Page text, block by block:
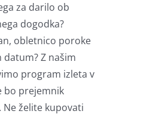
1,0 €
do
85,0 €
za darilo ob
dogodka?
obletnico poroke
Z našim
program izleta v
bo prejemnik
želite kupovati